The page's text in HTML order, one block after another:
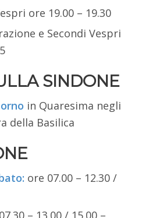
ore 19.00 – 19.30
e Secondi Vespri
SINDONE
in Quaresima negli
della Basilica
ore 07.00 – 12.30 /